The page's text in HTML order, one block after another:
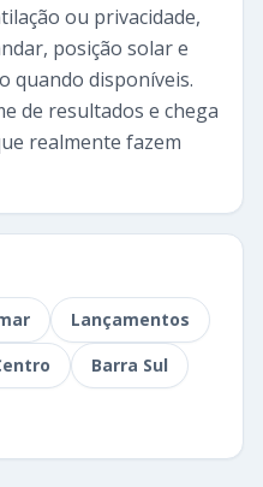
ou privacidade,
posição solar e
quando disponíveis.
de resultados e chega
realmente fazem
Lançamentos
Barra Sul